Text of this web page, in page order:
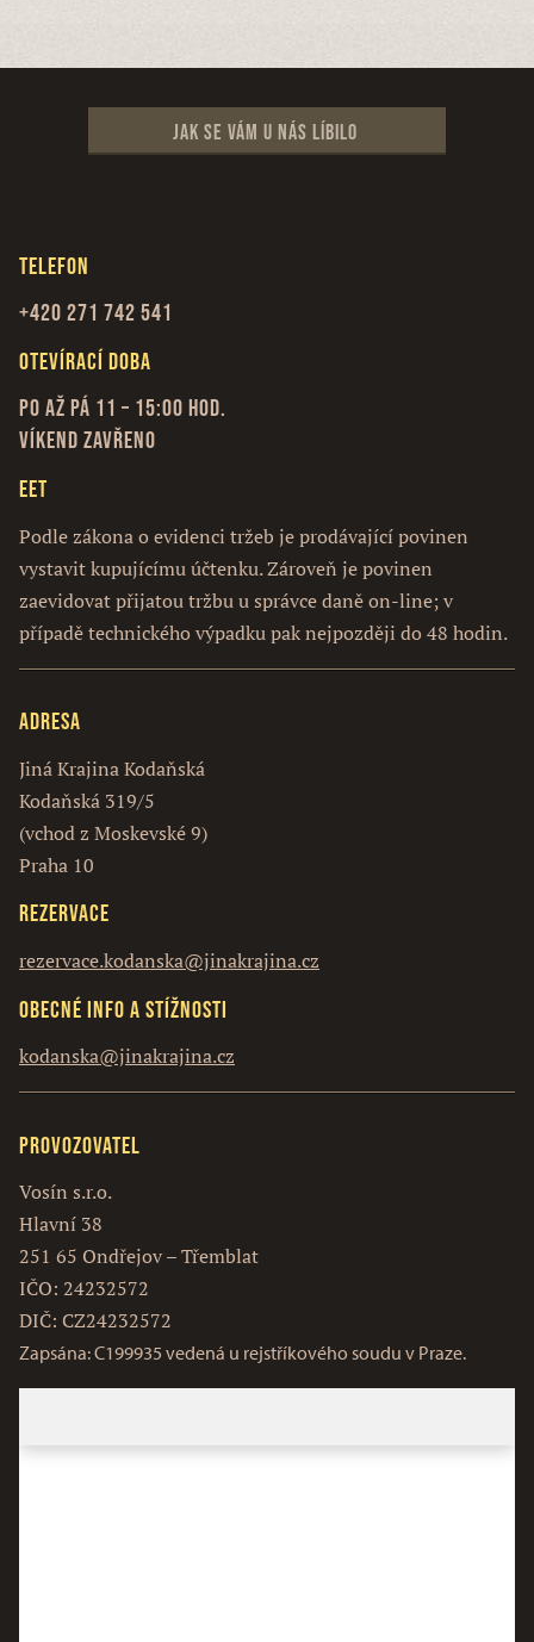
Jak se vám u nás líbilo
Telefon
+420 271 742 541
Otevírací doba
Po až Pá 11 – 15:00 hod.
Víkend zavřeno
EET
Podle zákona o evidenci tržeb je prodávající povinen
vystavit kupujícímu účtenku. Zároveň je povinen
zaevidovat přijatou tržbu u správce daně on-line; v
případě technického výpadku pak nejpozději do 48 hodin.
Adresa
Jiná Krajina Kodaňská
Kodaňská 319/5
(vchod z Moskevské 9)
Praha 10
Rezervace
rezervace.kodanska@jinakrajina.cz
Obecné info a stížnosti
kodanska@jinakrajina.cz
Provozovatel
Vosín s.r.o.
Hlavní 38
251 65 Ondřejov – Třemblat
IČO: 24232572
DIČ: CZ24232572
Zapsána: C199935 vedená u rejstříkového soudu v Praze.